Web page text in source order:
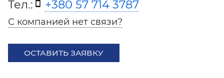
Тел.:
+380 57 714 3787
С компанией нет связи?
ОСТАВИТЬ ЗАЯВКУ